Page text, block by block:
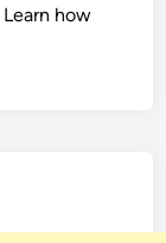
Learn how